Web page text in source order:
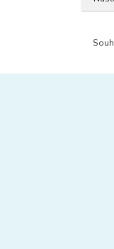
ověřování recenzí